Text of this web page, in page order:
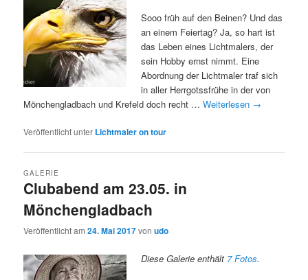
Sooo früh auf den Beinen? Und das
an einem Feiertag? Ja, so hart ist
das Leben eines Lichtmalers, der
sein Hobby ernst nimmt. Eine
Abordnung der Lichtmaler traf sich
in aller Herrgotssfrühe in der von
Mönchengladbach und Krefeld doch recht …Weiterlesen →
Veröffentlicht unter Lichtmaler on tour
Clubabend am 23.05. in
Mönchengladbach
GALERIE
Veröffentlicht am24. Mai 2017vonudo
Diese Galerie enthält 7 Fotos.